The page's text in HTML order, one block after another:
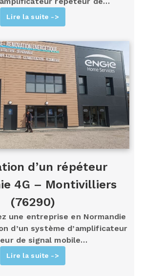
Lire la suite ->
d’un répéteur
4G – Montivilliers
(76290)
une entreprise en Normandie
d’un système d’amplificateur
de signal mobile…
Lire la suite ->